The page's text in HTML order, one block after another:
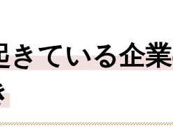
きている企